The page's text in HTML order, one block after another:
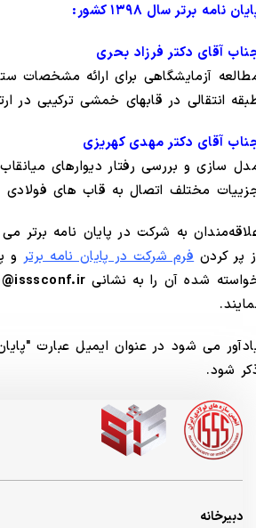
نامه برتر سال ۱۳۹8 کشور:
آقای دکتر فرزاد بحری
آزمایشگاهی برای ارائه مشخصات
انتقالی در قابهای خمشی ترکیبی در
آقای دکتر مهدی کهریزی
سازی و بررسی رفتار دیوارهای میانقاب
مختلف اتصال به قاب های فولادی
به شرکت در پایان نامه برتر
پر کردنفرم شرکت در پایان نامه برترو
شده آن را به نشانی
می شود در عنوان ایمیل عبارت
شود.
دبیرخانه